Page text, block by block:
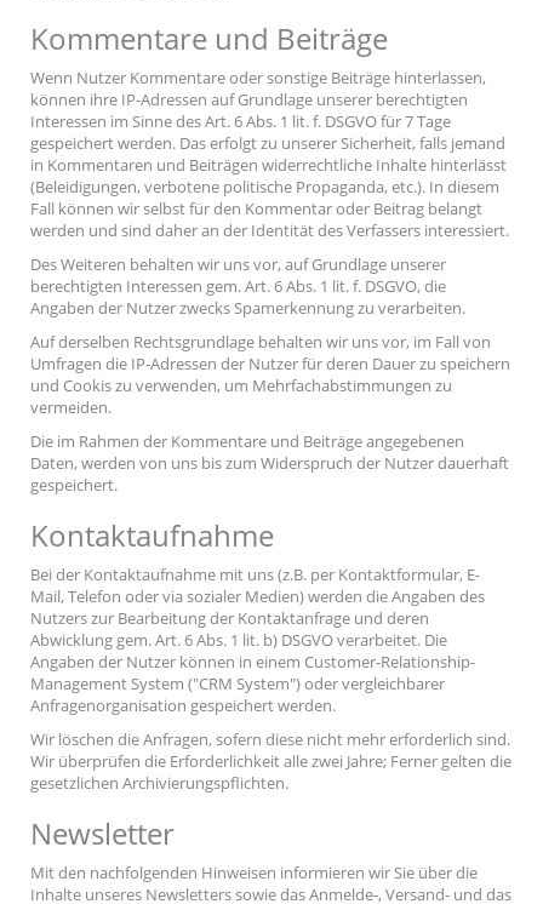
Kommentare und Beiträge
Wenn Nutzer Kommentare oder sonstige Beiträge hinterlassen,
können ihre IP-Adressen auf Grundlage unserer berechtigten
Interessen im Sinne des Art. 6 Abs. 1 lit. f. DSGVO für 7 Tage
gespeichert werden. Das erfolgt zu unserer Sicherheit, falls jemand
in Kommentaren und Beiträgen widerrechtliche Inhalte hinterlässt
(Beleidigungen, verbotene politische Propaganda, etc.). In diesem
Fall können wir selbst für den Kommentar oder Beitrag belangt
werden und sind daher an der Identität des Verfassers interessiert.
Des Weiteren behalten wir uns vor, auf Grundlage unserer
berechtigten Interessen gem. Art. 6 Abs. 1 lit. f. DSGVO, die
Angaben der Nutzer zwecks Spamerkennung zu verarbeiten.
Auf derselben Rechtsgrundlage behalten wir uns vor, im Fall von
Umfragen die IP-Adressen der Nutzer für deren Dauer zu speichern
und Cookis zu verwenden, um Mehrfachabstimmungen zu
vermeiden.
Die im Rahmen der Kommentare und Beiträge angegebenen
Daten, werden von uns bis zum Widerspruch der Nutzer dauerhaft
gespeichert.
Kontaktaufnahme
Bei der Kontaktaufnahme mit uns (z.B. per Kontaktformular, E-
Mail, Telefon oder via sozialer Medien) werden die Angaben des
Nutzers zur Bearbeitung der Kontaktanfrage und deren
Abwicklung gem. Art. 6 Abs. 1 lit. b) DSGVO verarbeitet. Die
Angaben der Nutzer können in einem Customer-Relationship-
Management System ("CRM System") oder vergleichbarer
Anfragenorganisation gespeichert werden.
Wir löschen die Anfragen, sofern diese nicht mehr erforderlich sind.
Wir überprüfen die Erforderlichkeit alle zwei Jahre; Ferner gelten die
gesetzlichen Archivierungspflichten.
Newsletter
Mit den nachfolgenden Hinweisen informieren wir Sie über die
Inhalte unseres Newsletters sowie das Anmelde-, Versand- und das